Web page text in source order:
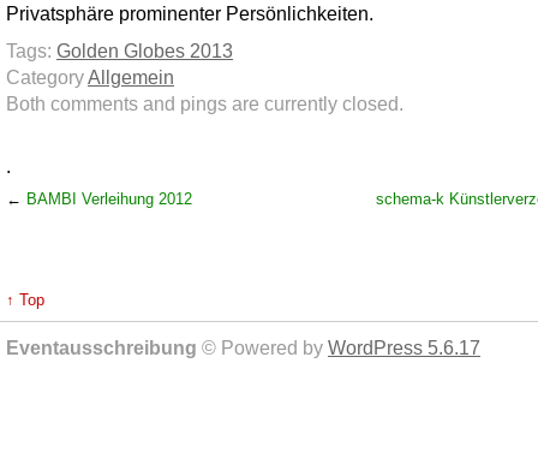
Privatsphäre prominenter Persönlichkeiten.
Tags: Golden Globes 2013
CategoryAllgemein
Both comments and pings are currently closed.
.
← BAMBI Verleihung 2012 schema-k
↑ Top
Eventausschreibung © Powered by WordPress 5.6.17